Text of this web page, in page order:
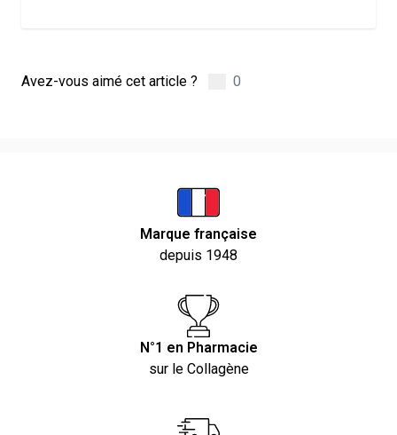
Avez-vous aimé cet article ? 0
Marque française
depuis 1948
N°1 en Pharmacie
sur le Collagène